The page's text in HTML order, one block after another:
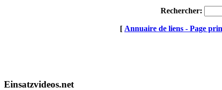
Rechercher:
[ Annuaire de liens - Page
Einsatzvideos.net